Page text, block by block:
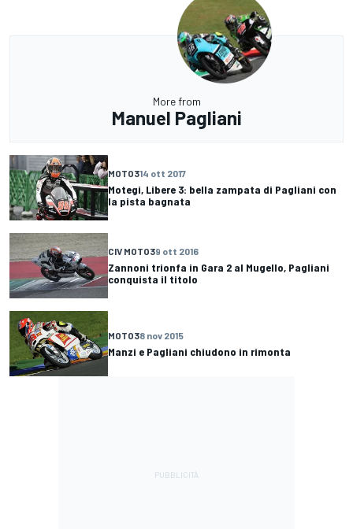
More from
Manuel Pagliani
MOTO314 ott 2017
Motegi, Libere 3: bella zampata di Pagliani con
la pista bagnata
CIV MOTO39 ott 2016
Zannoni trionfa in Gara 2 al Mugello, Pagliani
conquista il titolo
MOTO38 nov 2015
Manzi e Pagliani chiudono in rimonta